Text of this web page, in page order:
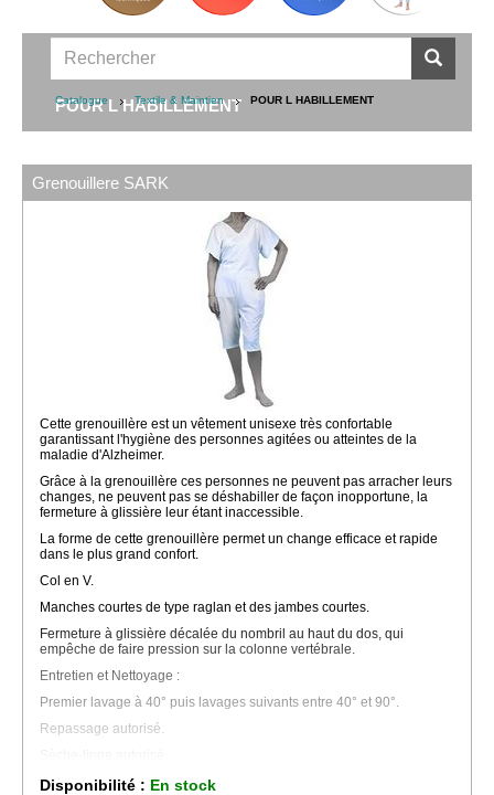
Catalogue Textile & Maintien POUR L HABILLEMENT
POUR L HABILLEMENT
Grenouillere SARK
Cette grenouillère est un vêtement unisexe très confortable
garantissant l'hygiène des personnes agitées ou atteintes de la
maladie d'Alzheimer.
Grâce à la grenouillère ces personnes ne peuvent pas arracher leurs
changes, ne peuvent pas se déshabiller de façon inopportune, la
fermeture à glissière leur étant inaccessible.
La forme de cette grenouillère permet un change efficace et rapide
dans le plus grand confort.
Col en V.
Manches courtes de type raglan et des jambes courtes.
Fermeture à glissière décalée du nombril au haut du dos, qui
empêche de faire pression sur la colonne vertébrale.
Entretien et Nettoyage :
Premier lavage à 40° puis lavages suivants entre 40° et 90°.
Repassage autorisé.
Disponible de la taille 38/40 à 50/52.
Disponibilité : En stock